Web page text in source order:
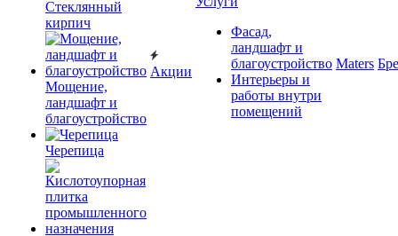
Cтеклянный
кирпич
Мощение,
ландшафт и
благоустройство
Черепица
Акции
Фасад,
ландшафт и
благоустройство
Интерьеры и
работы внутри
помещений
Maters